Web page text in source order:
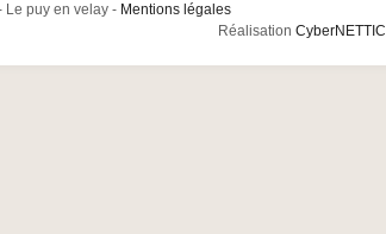
Le puy en velay - Mentions légales
RéalisationCyberNETTIC